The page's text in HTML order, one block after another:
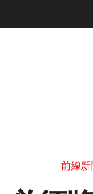
前線